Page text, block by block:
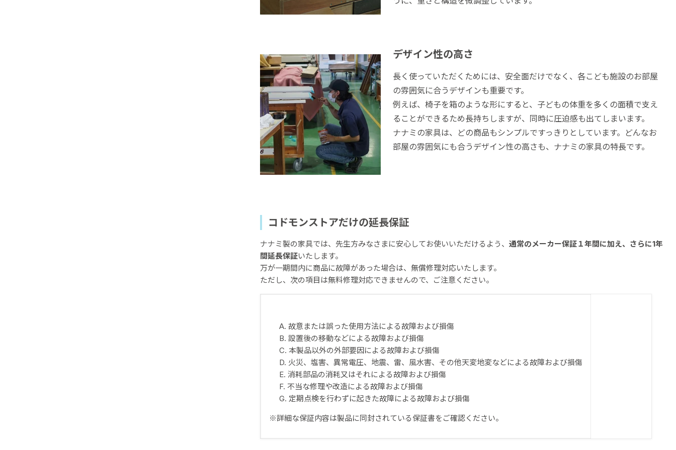
デザイン性の高さ
長く使っていただくためには、安全面だけでなく、各こども施設のお部屋
の雰囲気に合うデザインも重要です。
例えば、椅子を箱のような形にすると、子どもの体重を多くの面積で支え
ることができるため長持ちしますが、同時に圧迫感も出てしまいます。
ナナミの家具は、どの商品もシンプルですっきりとしています。どんなお
部屋の雰囲気にも合うデザイン性の高さも、ナナミの家具の特長です。
コドモンストアだけの延長保証
ナナミ製の家具では、先生方みなさまに安心してお使いいただけるよう、 通常のメーカー保証１年間に加え、さらに1年
間延長保証いたします。
万が一期間内に商品に故障があった場合は、無償修理対応いたします。
ただし、次の項目は無料修理対応できませんので、ご注意ください。
A. 故意または誤った使用方法による故障および損傷
B. 設置後の移動などによる故障および損傷
C. 本製品以外の外部要因による故障および損傷
D. 火災、塩害、異常電圧、地震、雷、風水害、その他天変地変などによる故障および損傷
E. 消耗部品の消耗又はそれによる故障および損傷
F. 不当な修理や改造による故障および損傷
G. 定期点検を行わずに起きた故障による故障および損傷
※詳細な保証内容は製品に同封されている保証書をご確認ください。